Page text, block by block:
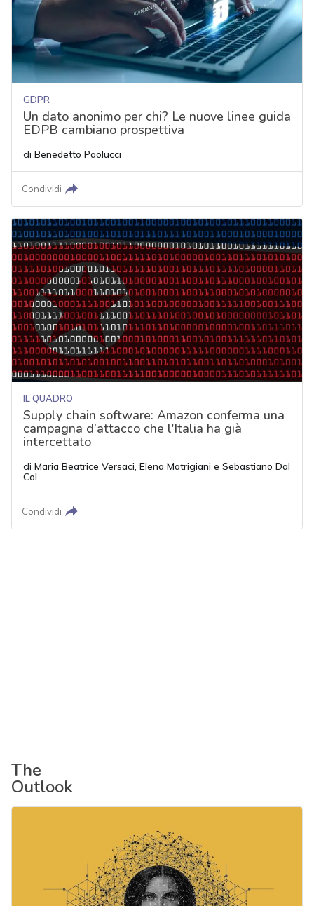
GDPR
Un dato anonimo per chi? Le nuove linee guida
EDPB cambiano prospettiva
di Benedetto Paolucci
Condividi
IL QUADRO
Supply chain software: Amazon conferma una
campagna d’attacco che l'Italia ha già
intercettato
di Maria Beatrice Versaci, Elena Matrigiani e Sebastiano Dal
Col
Condividi
The
Outlook